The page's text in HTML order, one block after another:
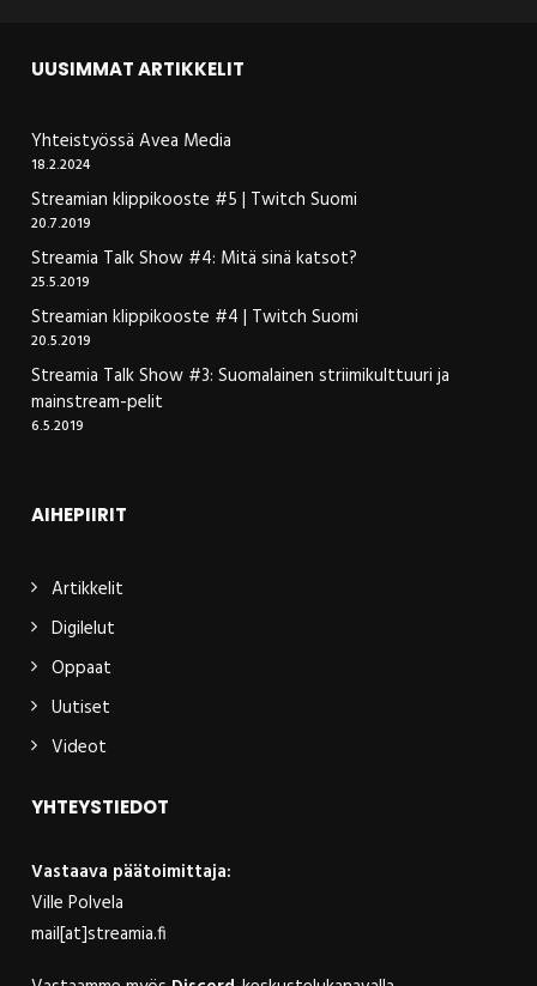
UUSIMMAT ARTIKKELIT
Yhteistyössä Avea Media
18.2.2024
Streamian klippikooste #5 | Twitch Suomi
20.7.2019
Streamia Talk Show #4: Mitä sinä katsot?
25.5.2019
Streamian klippikooste #4 | Twitch Suomi
20.5.2019
Streamia Talk Show #3: Suomalainen striimikulttuuri ja
mainstream-pelit
6.5.2019
AIHEPIIRIT
Artikkelit
Digilelut
Oppaat
Uutiset
Videot
YHTEYSTIEDOT
Vastaava päätoimittaja:
Ville Polvela
mail[at]streamia.fi